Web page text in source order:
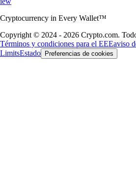
Cryptocurrency in Every Wallet™
Copyright © 2024 - 2026 Crypto.com.
Términos y condiciones para el EEEaviso
LimitsEstado Preferencias de cookies